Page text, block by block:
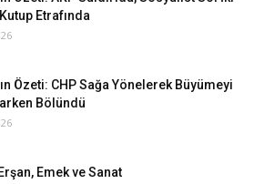
Etrafında
Özeti: CHP Sağa Yönelerek Büyümeyi
Bölündü
Emek ve Sanat